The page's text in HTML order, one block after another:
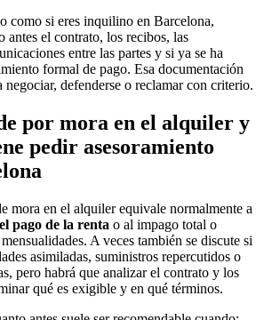
como si eres inquilino en Barcelona,
antes el contrato, los recibos, las
entre las partes y si ya se ha
formal de pago. Esa documentación
negociar, defenderse o reclamar con criterio.
por mora en el alquiler y
pedir asesoramiento
mora en el alquiler equivale normalmente a
pago de la renta o al impago total o
A veces también se discute si
asimiladas, suministros repercutidos o
pero habrá que analizar el contrato y los
qué es exigible y en qué términos.